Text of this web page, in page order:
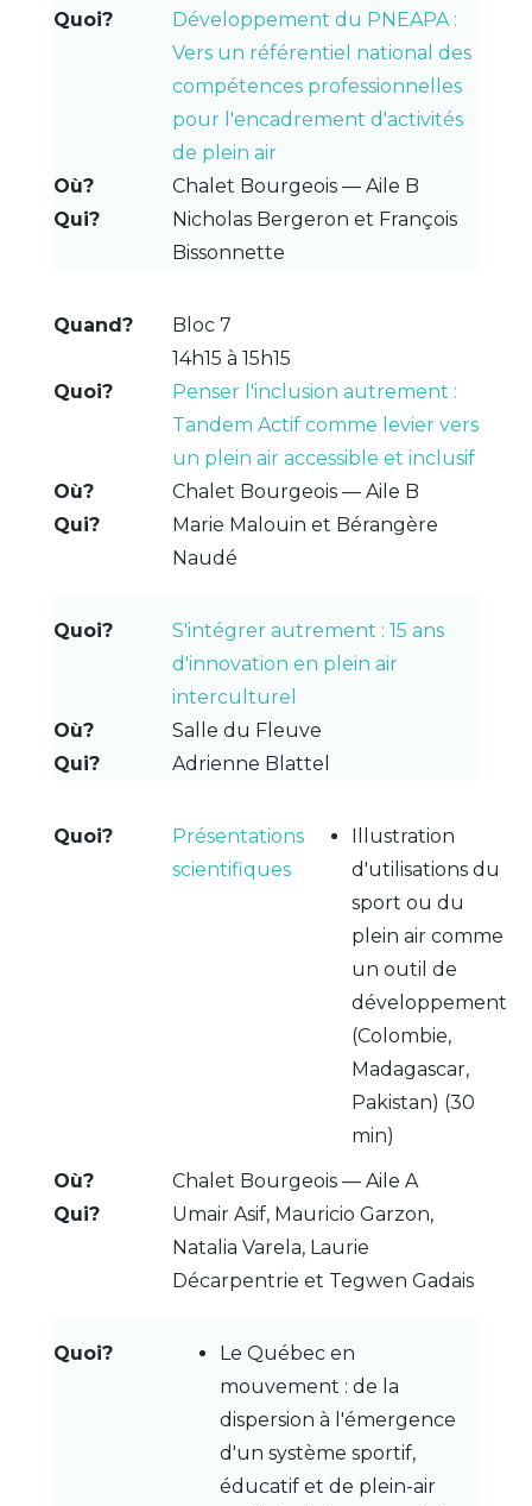
Développement du PNEAPA :
Vers un référentiel national des
compétences professionnelles
pour l'encadrement d'activités
de plein air
Chalet Bourgeois — Aile B
Nicholas Bergeron et François
Bissonnette
Bloc 7
14h15 à 15h15
Penser l'inclusion autrement :
Tandem Actif comme levier vers
un plein air accessible et inclusif
Chalet Bourgeois — Aile B
Marie Malouin et Bérangère
Naudé
S'intégrer autrement : 15 ans
d'innovation en plein air
interculturel
Salle du Fleuve
Adrienne Blattel
Présentations
scientifiques
Illustration
d'utilisations du
sport ou du
plein air comme
un outil de
développement
(Colombie,
Madagascar,
Pakistan) (30
min)
Chalet Bourgeois — Aile A
Umair Asif, Mauricio Garzon,
Natalia Varela, Laurie
Décarpentrie et Tegwen Gadais
Le Québec en
mouvement : de la
dispersion à l'émergence
d'un système sportif,
éducatif et de plein-air